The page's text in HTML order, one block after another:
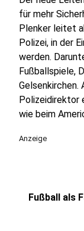
für mehr
Plenker leitet
Polizei, in der
werden.
Fußballspiele,
Gelsenkirchen.
Polizeidirektor
wie beim
Anzeige
Fußball als